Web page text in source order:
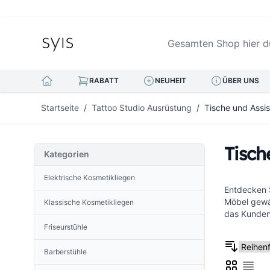
Gesamten Shop hier
RABATT NEUHEIT ÜBER UNS
Startseite / Tattoo Studio Ausrüstung / Tische und
Entdecken
Möbel
das
Kategorien
Elektrische Kosmetikliegen
Klassische Kosmetikliegen
Friseurstühle
Barberstühle